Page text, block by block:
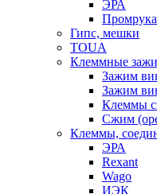
ЭРА
Гипс, мешки
TOUA
Клеммные
Зажим
Зажим
Клеммы
Сжим
Клеммы,
ЭРА
Rexant
Wago
ИЭК